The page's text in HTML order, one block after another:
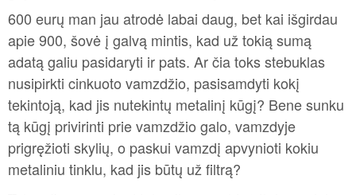
600 eurų man jau atrodė labai daug, bet kai išgirdau
apie 900, šovė į galvą mintis, kad už tokią sumą
adatą galiu pasidaryti ir pats. Ar čia toks stebuklas
nusipirkti cinkuoto vamzdžio, pasisamdyti kokį
tekintoją, kad jis nutekintų metalinį kūgį? Bene sunku
tą kūgį privirinti prie vamzdžio galo, vamzdyje
prigręžioti skylių, o paskui vamzdį apvynioti kokiu
metaliniu tinklu, kad jis būtų už filtrą?